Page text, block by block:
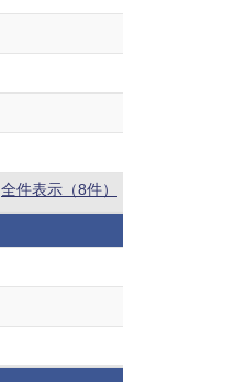
全件表示（8件）